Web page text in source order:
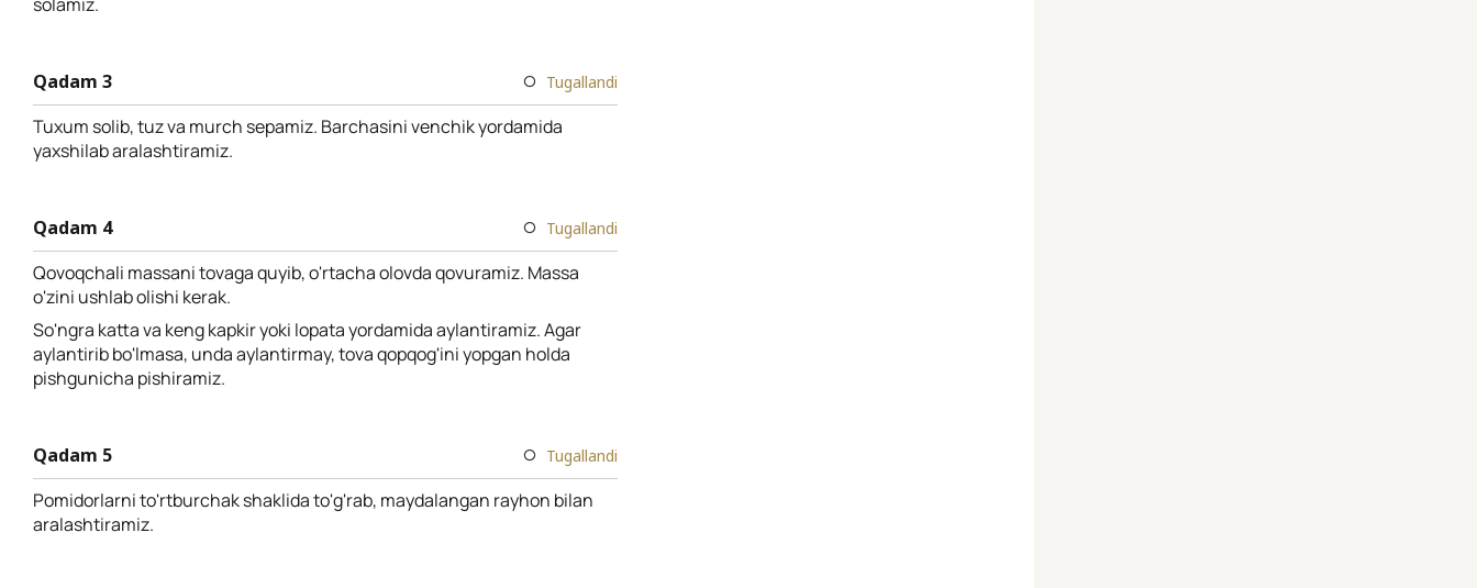
solamiz.
Qadam 3 Tugallandi
Tuxum solib, tuz va murch sepamiz. Barchasini venchik yordamida
yaxshilab aralashtiramiz.
Qadam 4 Tugallandi
Qovoqchali massani tovaga quyib, o'rtacha olovda qovuramiz. Massa
o'zini ushlab olishi kerak.
So'ngra katta va keng kapkir yoki lopata yordamida aylantiramiz. Agar
aylantirib bo'lmasa, unda aylantirmay, tova qopqog'ini yopgan holda
pishgunicha pishiramiz.
Qadam 5 Tugallandi
Pomidorlarni to'rtburchak shaklida to'g'rab, maydalangan rayhon bilan
aralashtiramiz.